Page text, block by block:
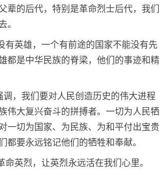
辈的后代，特别是革命烈士后代，我们
。
有英雄，一个有前途的国家不能没有先
都是中华民族的脊梁，他们的事迹和精
，我们要对人民创造历史的伟大进程
伟大复兴奋斗的拼搏者。一切为人民牺
一切为国家、为民族、为和平付出宝贵
都要永远铭记他们的牺牲和奉献。
英烈，让英烈永远活在我们心里。